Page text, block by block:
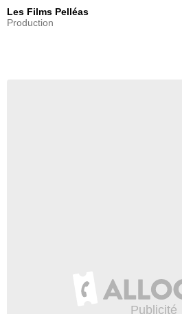
Les Films Pelléas
Production